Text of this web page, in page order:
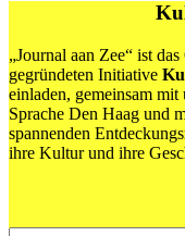
Valika
Smeulders
„Het
koloniale
en
slavernijverleden
van
Haag“
„Journal aan Zee“ ist
gegründeten Initiative
einladen, gemeinsam
Sprache Den Haag und
spannenden
ihre Kultur und ihre